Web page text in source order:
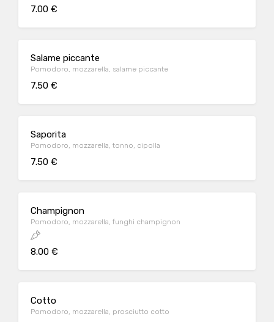
7.00 €
Salame piccante
Pomodoro, mozzarella, salame piccante
7.50 €
Saporita
Pomodoro, mozzarella, tonno, cipolla
7.50 €
Champignon
Pomodoro, mozzarella, funghi champignon
8.00 €
Cotto
Pomodoro, mozzarella, prosciutto cotto